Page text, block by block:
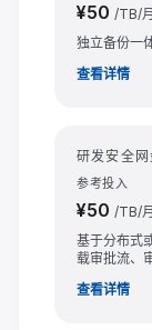
¥50 /TB/月
独立备份一
查看详情
研发安全网
参考投入
¥50 /TB/月
基于分布式
载审批流、
查看详情